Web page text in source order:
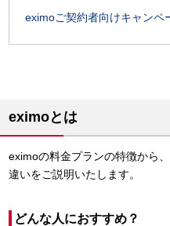
eximoご契約者向けキャンペ
eximoとは
eximoの料金プランの特徴から
違いをご説明いたします。
どんな人におすすめ？